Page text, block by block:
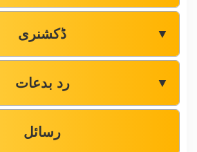
ڈکشنری ▼
رد بدعات ▼
رسائل